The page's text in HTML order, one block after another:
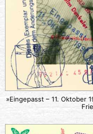
»Eingepasst – 11. Oktober